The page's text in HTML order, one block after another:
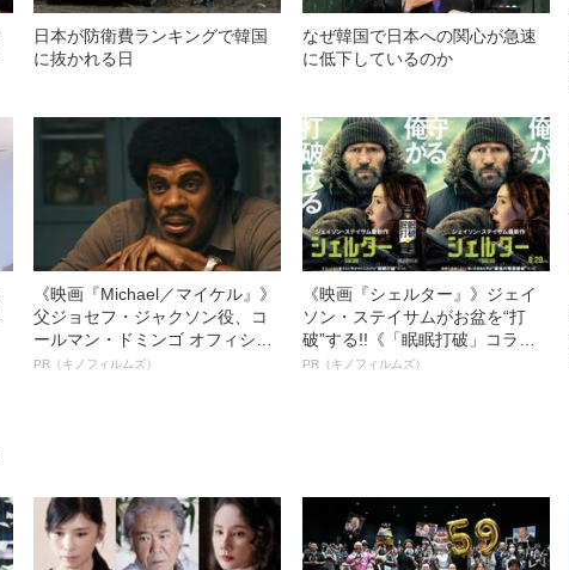
日本が防衛費ランキングで韓国
に抜かれる日
なぜ韓国で日本への関心が急速
に低下しているのか
《映画『Michael／マイケル』》
父ジョセフ・ジャクソン役、コ
ールマン・ドミンゴ オフィシャ
ルインタビュー“観客を魅了した
PR（キノフィルムズ）
《映画『シェルター』》ジェイ
ソン・ステイサムがお盆を“打
破”する!!《「眠眠打破」コラ
ボ》
PR（キノフィルムズ）